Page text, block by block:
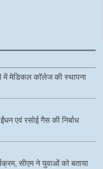
में मेडिकल कॉलेज की स्थापना
एवं रसोई गैस की निर्बाध
सीएम ने युवाओं को बताया